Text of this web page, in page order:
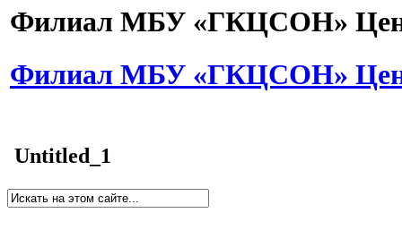
Филиал МБУ «ГКЦСОН»
Филиал МБУ «ГКЦСОН»
Untitled_1